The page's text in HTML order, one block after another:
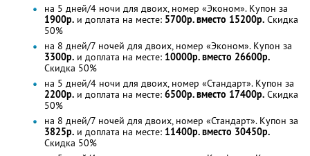
на 5 дней/4 ночи для двоих, номер «Эконом». Купон за
1900р. и доплата на месте: 5700р. вместо 15200р. Скидка
50%
на 8 дней/7 ночей для двоих, номер «Эконом». Купон за
3300р. и доплата на месте: 10000р. вместо 26600р.
Скидка 50%
на 5 дней/4 ночи для двоих, номер «Стандарт». Купон за
2200р. и доплата на месте: 6500р. вместо 17400р. Скидка
50%
на 8 дней/7 ночей для двоих, номер «Стандарт». Купон за
3825р. и доплата на месте: 11400р. вместо 30450р.
Скидка 50%